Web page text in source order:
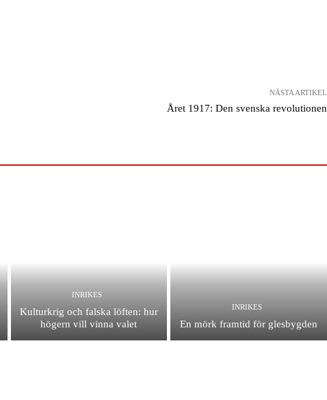
NÄSTA ARTIKEL
Året 1917: Den svenska revolutionen
INRIKES
Kulturkrig och falska löften: hur
högern vill vinna valet
INRIKES
En mörk framtid för glesbygden